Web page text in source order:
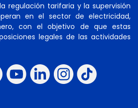
regulación tarifaria y la supervisión
en el sector de electricidad,
con el objetivo de que estas
legales de las actividades